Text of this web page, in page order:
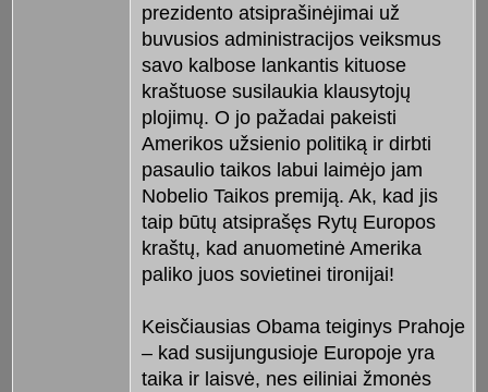
prezidento atsiprašinėjimai už
buvusios administracijos veiksmus
savo kalbose lankantis kituose
kraštuose susilaukia klausytojų
plojimų. O jo pažadai pakeisti
Amerikos užsienio politiką ir dirbti
pasaulio taikos labui laimėjo jam
Nobelio Taikos premiją. Ak, kad jis
taip būtų atsiprašęs Rytų Europos
kraštų, kad anuometinė Amerika
paliko juos sovietinei tironijai!
Keisčiausias Obama teiginys Prahoje
– kad susijungusioje Europoje yra
taika ir laisvė, nes eiliniai žmonės